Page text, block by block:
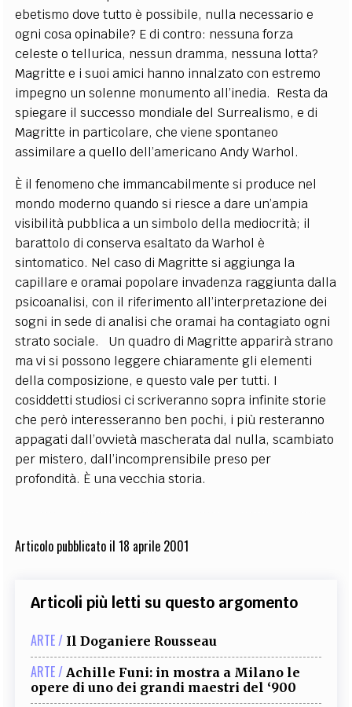
ebetismo dove tutto è possibile, nulla necessario e
ogni cosa opinabile? E di contro: nessuna forza
celeste o tellurica, nessun dramma, nessuna lotta?
Magritte e i suoi amici hanno innalzato con estremo
impegno un solenne monumento all’inedia. Resta da
spiegare il successo mondiale del Surrealismo, e di
Magritte in particolare, che viene spontaneo
assimilare a quello dell’americano Andy Warhol.
È il fenomeno che immancabilmente si produce nel
mondo moderno quando si riesce a dare un’ampia
visibilità pubblica a un simbolo della mediocrità; il
barattolo di conserva esaltato da Warhol è
sintomatico. Nel caso di Magritte si aggiunga la
capillare e oramai popolare invadenza raggiunta dalla
psicoanalisi, con il riferimento all’interpretazione dei
sogni in sede di analisi che oramai ha contagiato ogni
strato sociale. Un quadro di Magritte apparirà strano
ma vi si possono leggere chiaramente gli elementi
della composizione, e questo vale per tutti. I
cosiddetti studiosi ci scriveranno sopra infinite storie
che però interesseranno ben pochi, i più resteranno
appagati dall’ovvietà mascherata dal nulla, scambiato
per mistero, dall’incomprensibile preso per
profondità. È una vecchia storia.
Articolo pubblicato il 18 aprile 2001
Articoli più letti su questo argomento
ARTE / Il Doganiere Rousseau
ARTE / Achille Funi: in mostra a Milano le
opere di uno dei grandi maestri del ‘900